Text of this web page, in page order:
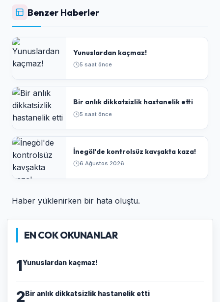
Benzer Haberler
Yunuslardan kaçmaz!
5 saat önce
Bir anlık dikkatsizlik hastanelik etti
5 saat önce
İnegöl'de kontrolsüz kavşakta kaza!
6 Ağustos 2026
Haber yüklenirken bir hata oluştu.
EN COK OKUNANLAR
1Yunuslardan kaçmaz!
2Bir anlık dikkatsizlik hastanelik etti